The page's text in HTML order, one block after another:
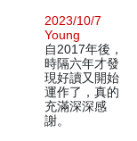
2023/10/7
Young
自2017年後，
時隔六年才發
現好讀又開始
運作了，真的
充滿深深感
謝。